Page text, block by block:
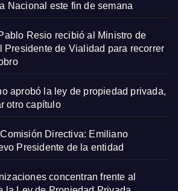
Nacional este fin de semana
Resio recibió al Ministro de
Presidente de Vialidad para recorrer
aprobó la ley de propiedad privada,
otro capítulo
Directiva: Emiliano
Presidente de la entidad
concentran frente al